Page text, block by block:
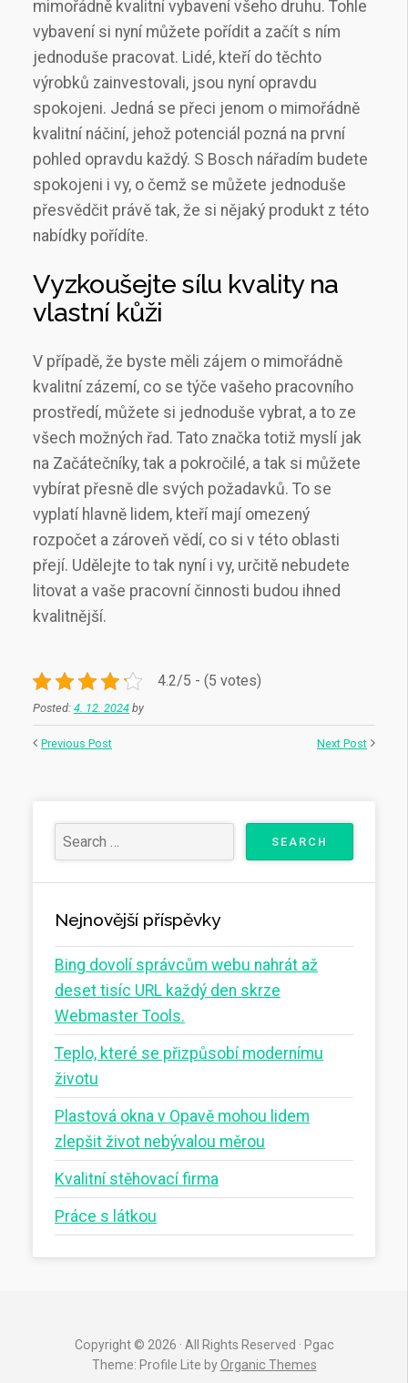
mimořádně kvalitní vybavení všeho druhu. Tohle
vybavení si nyní můžete pořídit a začít s ním
jednoduše pracovat. Lidé, kteří do těchto
výrobků zainvestovali, jsou nyní opravdu
spokojeni. Jedná se přeci jenom o mimořádně
kvalitní náčiní, jehož potenciál pozná na první
pohled opravdu každý. S Bosch nářadím budete
spokojeni i vy, o čemž se můžete jednoduše
přesvědčit právě tak, že si nějaký produkt z této
nabídky pořídíte.
Vyzkoušejte sílu kvality na
vlastní kůži
V případě, že byste měli zájem o mimořádně
kvalitní zázemí, co se týče vašeho pracovního
prostředí, můžete si jednoduše vybrat, a to ze
všech možných řad. Tato značka totiž myslí jak
na Začátečníky, tak a pokročilé, a tak si můžete
vybírat přesně dle svých požadavků. To se
vyplatí hlavně lidem, kteří mají omezený
rozpočet a zároveň vědí, co si v této oblasti
přejí. Udělejte to tak nyní i vy, určitě nebudete
litovat a vaše pracovní činnosti budou ihned
kvalitnější.
4.2/5 - (5 votes)
Posted: 4. 12. 2024 by
Previous Post Next Post
Nejnovější příspěvky
Bing dovolí správcům webu nahrát až
deset tisíc URL každý den skrze
Webmaster Tools.
Teplo, které se přizpůsobí modernímu
životu
Plastová okna v Opavě mohou lidem
zlepšit život nebývalou měrou
Kvalitní stěhovací firma
Práce s látkou
Copyright © 2026 · All Rights Reserved · Pgac
Theme: Profile Lite byOrganic Themes